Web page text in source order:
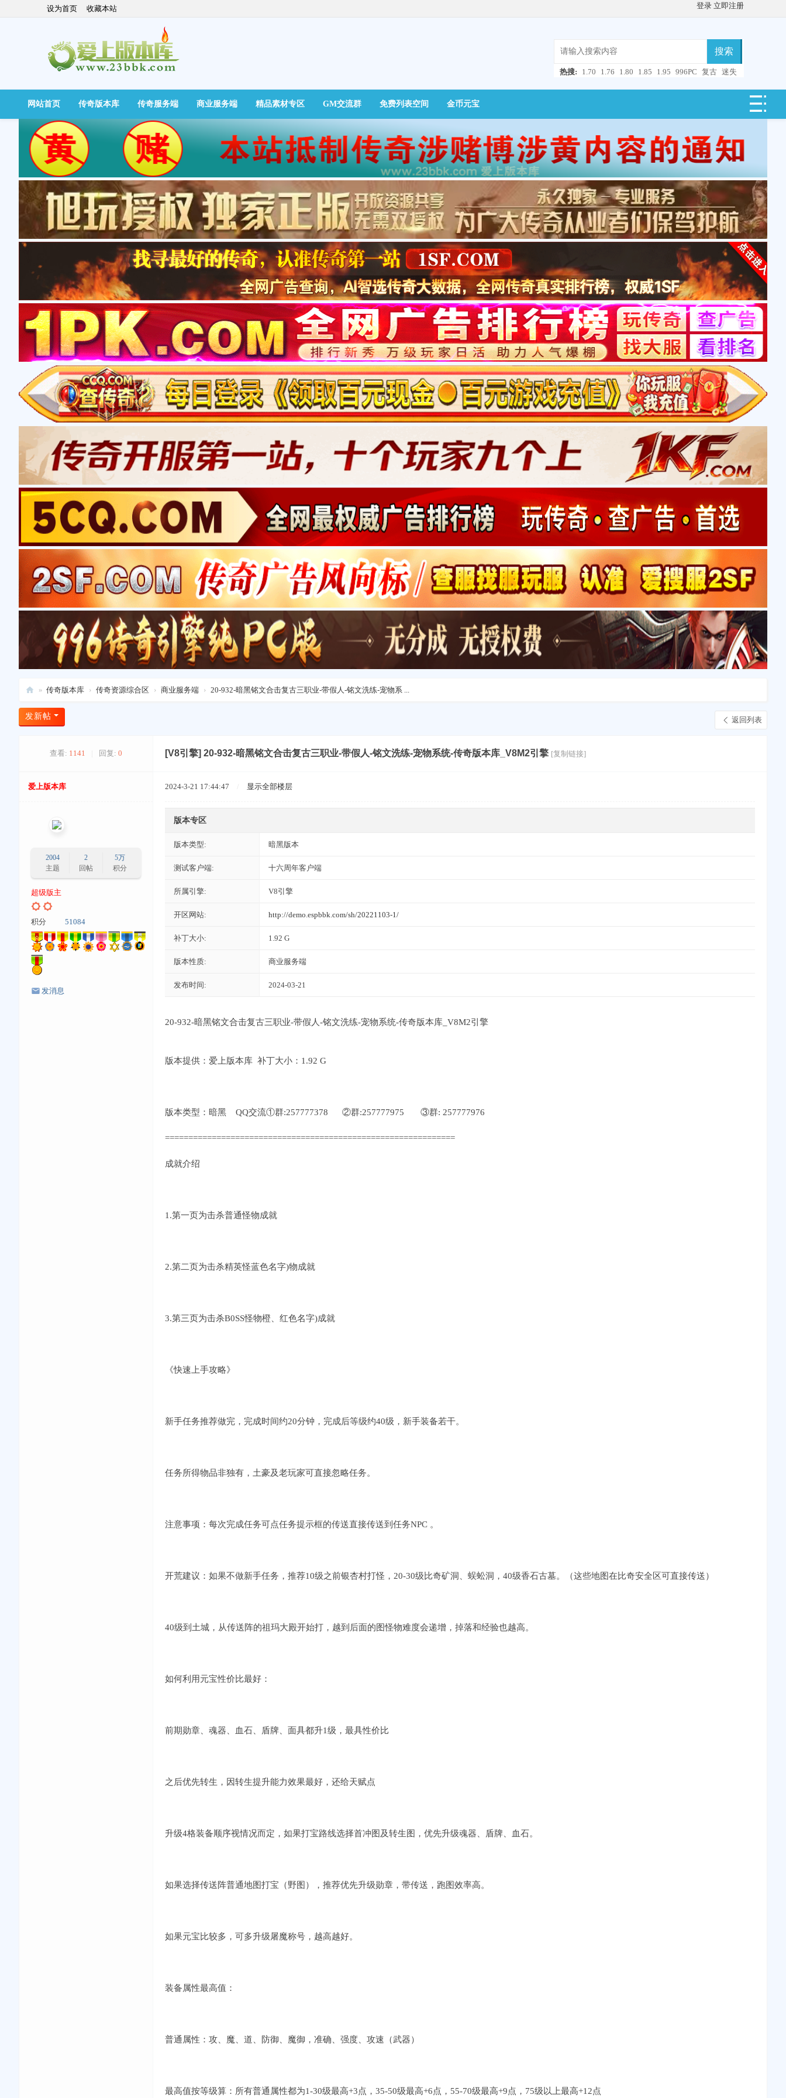
设为首页 收藏本站 登录 立即注册
搜索
热搜: 1.70 1.76 1.80 1.85 1.95 996PC 复古 迷失
快捷导航
网站首页 传奇版本库 传奇服务端 商业服务端 精品素材专区 GM交流群 免费列表空间 金币元宝
爱
上
» 传奇版本库 › 传奇资源综合区 › 商业服务端 › 20-932-暗黑铭文合击复古三职业-带假人-铭文洗练-宠物系 ...
返回列表
发新帖
查看: 1141 回复: 0 [V8引擎] 20-932-暗黑铭文合击复古三职业-带假人-铭文洗练-宠物系统-传奇版本库_V8M2引擎 [复制链接]
爱上版本库
2004
主题
2
回帖
5万
积分
超级版主
积分 51084
发消息
2024-3-21 17:44:47 显示全部楼层
版本专区
版本类型: 暗黑版本
测试客户端: 十六周年客户端
所属引擎: V8引擎
开区网站: http://demo.espbbk.com/sh/20221103-1/
补丁大小: 1.92 G
版本性质: 商业服务端
发布时间: 2024-03-21
20-932-暗黑铭文合击复古三职业-带假人-铭文洗练-宠物系统-传奇版本库_V8M2引擎
版本提供：爱上版本库 补丁大小：1.92 G
版本类型：暗黑 QQ交流①群:257777378 ②群:257777975 ③群: 257777976
==============================================================
成就介绍
1.第一页为击杀普通怪物成就
2.第二页为击杀精英怪蓝色名字)物成就
3.第三页为击杀B0SS怪物橙、红色名字)成就
《快速上手攻略》
新手任务推荐做完，完成时间约20分钟，完成后等级约40级，新手装备若干。
任务所得物品非独有，土豪及老玩家可直接忽略任务。
注意事项：每次完成任务可点任务提示框的传送直接传送到任务NPC 。
开荒建议：如果不做新手任务，推荐10级之前银杏村打怪，20-30级比奇矿洞、蜈蚣洞，40级香石古墓。（这些地图在比奇安全区可直接传送）
40级到土城，从传送阵的祖玛大殿开始打，越到后面的图怪物难度会递增，掉落和经验也越高。
如何利用元宝性价比最好：
前期勋章、魂器、血石、盾牌、面具都升1级，最具性价比
之后优先转生，因转生提升能力效果最好，还给天赋点
升级4格装备顺序视情况而定，如果打宝路线选择首冲图及转生图，优先升级魂器、盾牌、血石。
如果选择传送阵普通地图打宝（野图），推荐优先升级勋章，带传送，跑图效率高。
如果元宝比较多，可多升级屠魔称号，越高越好。
装备属性最高值：
普通属性：攻、魔、道、防御、魔御，准确、强度、攻速（武器）
最高值按等级算：所有普通属性都为1-30级最高+3点，35-50级最高+6点，55-70级最高+9点，75级以上最高+12点